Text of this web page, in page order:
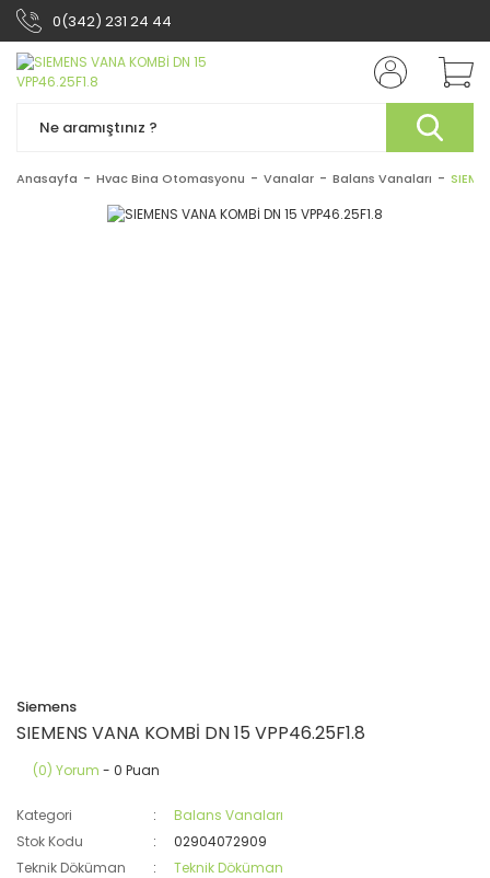
0(342) 231 24 44
Anasayfa Hvac Bina Otomasyonu Vanalar Balans Vanaları
Siemens
SIEMENS VANA KOMBİ DN 15 VPP46.25F1.8
(0) Yorum - 0 Puan
Kategori
Balans Vanaları
Stok Kodu
02904072909
Teknik Döküman
Teknik Döküman